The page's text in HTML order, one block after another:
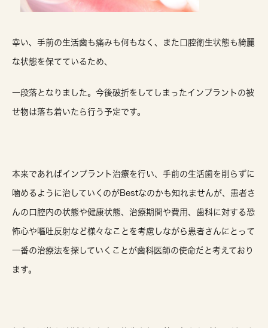
幸い、手前の生活歯も痛みも何もなく、また口腔衛生状態も綺麗
な状態を保てているため、
一段落となりました。今後破折をしてしまったインプラントの被
せ物は落ち着いたら行う予定です。
本来であればインプラント治療を行い、手前の生活歯を削らずに
噛めるように治していくのがBestなのかも知れませんが、患者さ
んの口腔内の状態や健康状態、治療期間や費用、歯科に対する恐
怖心や嘔吐反射など様々なことを考慮しながら患者さんにとって
一番の治療法を探していくことが歯科医師の使命だと考えており
ます。